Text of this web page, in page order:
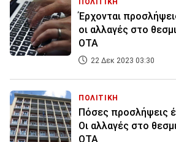
ΠΟΛΙΤΙΚΗ
Έρχονται
οι αλλαγές στο
ΟΤΑ
22 Δεκ 2023 03:30
ΠΟΛΙΤΙΚΗ
Πόσες προσλήψεις
Οι αλλαγές στο
ΟΤΑ